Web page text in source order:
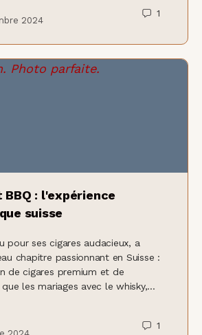
2024
1
BBQ : l'expérience
suisse
pour ses cigares audacieux, a
chapitre passionnant en Suisse :
de cigares premium et de
les mariages avec le whisky,...
1